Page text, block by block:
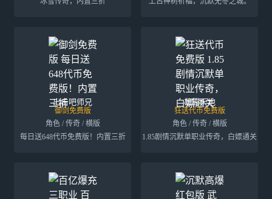
出击吧师兄
御剑免费版
角色 / 传奇 / 横版
每日送648代币免费版！内置三折
雄霸天地
狂送代币免费版
角色 / 传奇 / 横版
1.85剧情沉默单职业传奇，白嫖通关